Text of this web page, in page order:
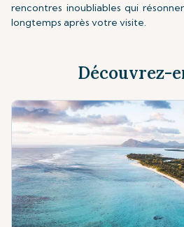
rencontres inoubliables qui
longtemps après votre visite.
Découvrez-